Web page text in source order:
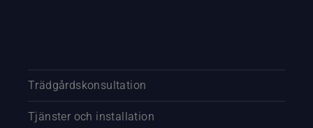
Trädgårdskonsultation
Tjänster och installation